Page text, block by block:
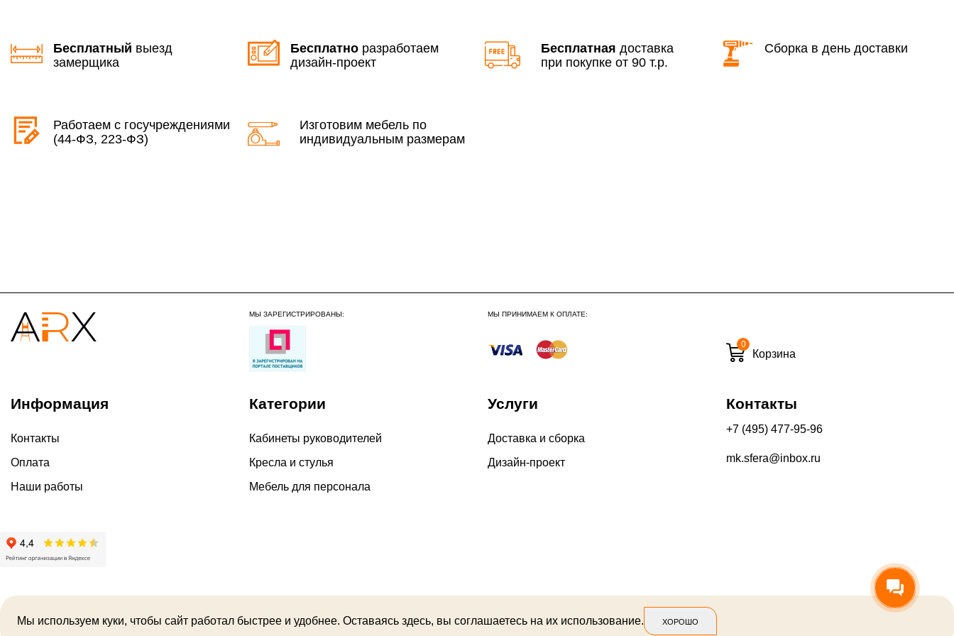
По Москве в пределах МКАД в выходные и вечернее время
3 500 руб.
По Московской области
Бесплатный выезд
замерщика
Бесплатно разработаем
дизайн-проект
Бесплатная доставка
при покупке от 90 т.р.
Сборка в день доставки
Работаем с госучреждениями
(44-ФЗ, 223-ФЗ)
Изготовим мебель по
индивидуальным размерам
МЫ ЗАРЕГИСТРИРОВАНЫ: МЫ ПРИНИМАЕМ К ОПЛАТЕ:
0
Корзина
Информация
Контакты
Оплата
Наши работы
Категории
Кабинеты руководителей
Кресла и стулья
Мебель для персонала
Услуги
Доставка и сборка
Дизайн-проект
Контакты
+7 (495) 477-95-96
mk.sfera@inbox.ru
Мы используем куки, чтобы сайт работал быстрее и удобнее. Оставаясь здесь, вы соглашаетесь на их использование.
ХОРОШО